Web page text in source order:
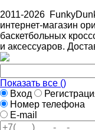
2011-2026
интернет-магазин
баскетбольных
и аксессуаров.
Показать все ()
Вход
Номер телефона
E-mail